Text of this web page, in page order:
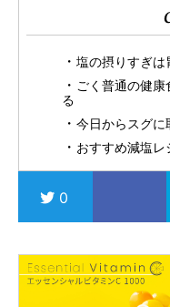
塩の摂りすぎは
ごく普通の健
る
今日からスグに
おすすめ減塩レ
0